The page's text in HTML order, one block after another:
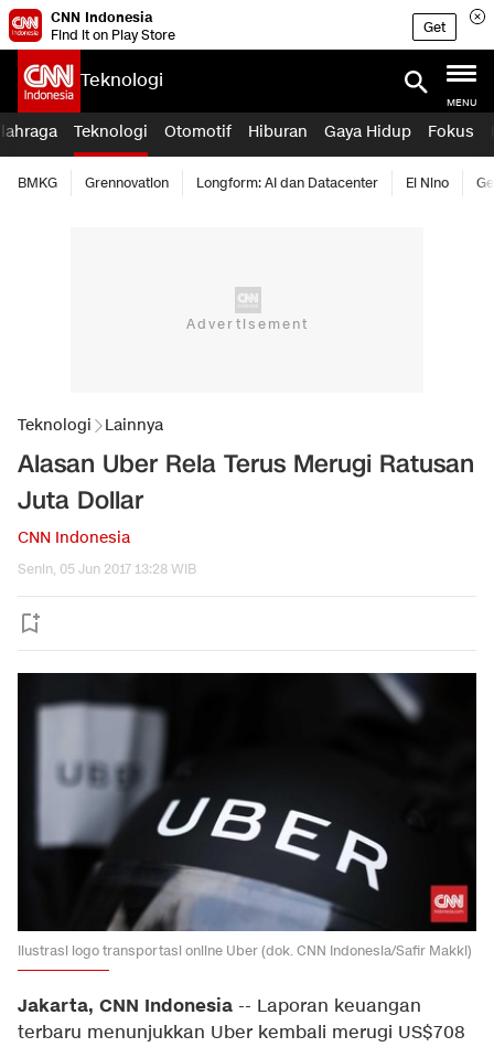
CNN Indonesia
Find it on Play Store
Get
Teknologi
MENU
Teknologi Otomotif Hiburan Gaya Hidup Fokus
BMKG Grennovation Longform: AI dan Datacenter El Nino
Teknologi Lainnya
Alasan Uber Rela Terus Merugi Ratusan
Juta Dollar
CNN Indonesia
Senin, 05 Jun 2017 13:28 WIB
Ilustrasi logo transportasi online Uber (dok. CNN Indonesia/Safir Makki)
Jakarta, CNN Indonesia -- Laporan keuangan
terbaru menunjukkan Uber kembali merugi US$708